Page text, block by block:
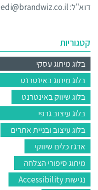
קטגוריות
בלוג מיתוג עסקי
בלוג מיתוג באינטרנט
בלוג שיווק באינטרנט
בלוג עיצוב גרפי
בלוג עיצוב ובניית אתרים
ארגז כלים שיווקי
מיתוג סיפורי הצלחה
נגישות Accessibility
דוא"ל: edi@brandwiz.co.il